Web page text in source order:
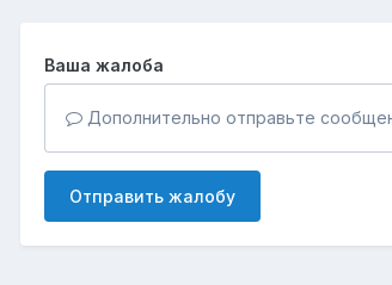
Ваша жалоба
Дополнительно отправьте
Отправить жалобу